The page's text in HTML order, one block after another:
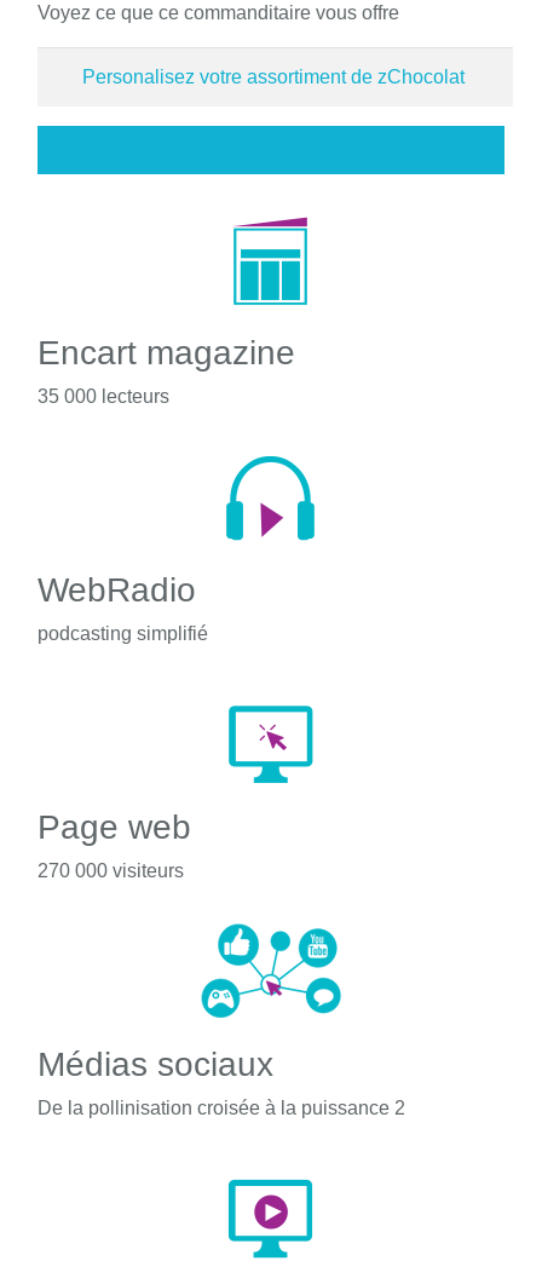
Voyez ce que ce commanditaire vous offre
Personalisez votre assortiment de zChocolat
Encart magazine
35 000 lecteurs
WebRadio
podcasting simplifié
Page web
270 000 visiteurs
Médias sociaux
De la pollinisation croisée à la puissance 2